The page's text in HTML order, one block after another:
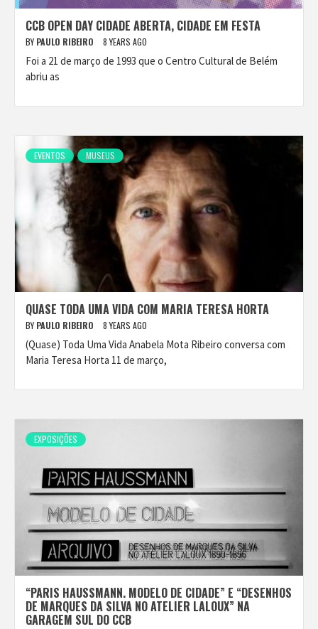
CCB OPEN DAY CIDADE ABERTA, CIDADE EM FESTA
BY PAULO RIBEIRO 8 YEARS AGO
Foi a 21 de março de 1993 que o Centro Cultural de Belém
abriu as
EVENTOS MUSEUS
QUASE TODA UMA VIDA COM MARIA TERESA HORTA
BY PAULO RIBEIRO 8 YEARS AGO
(Quase) Toda Uma Vida Anabela Mota Ribeiro conversa com
Maria Teresa Horta 11 de março,
EXPOSIÇÕES
“PARIS HAUSSMANN. MODELO DE CIDADE” E “DESENHOS
DE MARQUES DA SILVA NO ATELIER LALOUX” NA
GARAGEM SUL DO CCB